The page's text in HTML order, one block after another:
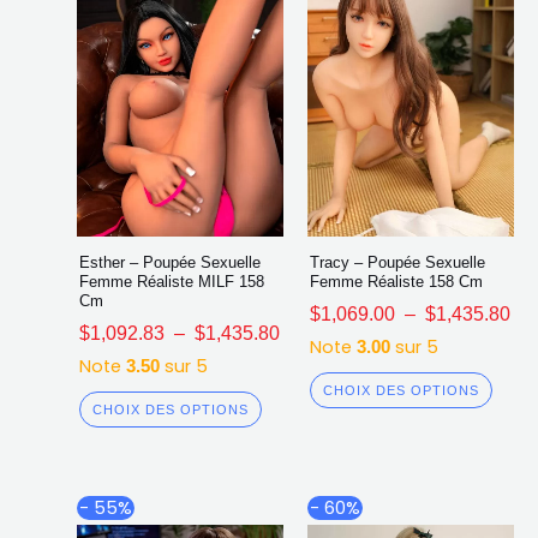
Esther – Poupée Sexuelle
Femme Réaliste MILF 158
Cm
$1,092.83 – $1,435.80
Note 3.50sur 5
CHOIX DES OPTIONS
sur
la
page
du
produit
Tracy – Poupée Sexuelle
Femme Réaliste 158 Cm
$1,069.00 – $1,435.80
Note 3.00sur 5
CHOIX DES OPTIONS
sur
la
page
du
- 55%
Plage
de
- 60%
de